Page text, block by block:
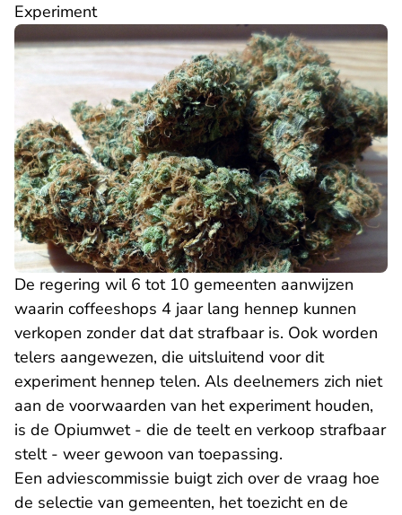
Experiment
De regering wil 6 tot 10 gemeenten aanwijzen
waarin coffeeshops 4 jaar lang hennep kunnen
verkopen zonder dat dat strafbaar is. Ook worden
telers aangewezen, die uitsluitend voor dit
experiment hennep telen. Als deelnemers zich niet
aan de voorwaarden van het experiment houden,
is de Opiumwet - die de teelt en verkoop strafbaar
stelt - weer gewoon van toepassing.
Een adviescommissie buigt zich over de vraag hoe
de selectie van gemeenten, het toezicht en de